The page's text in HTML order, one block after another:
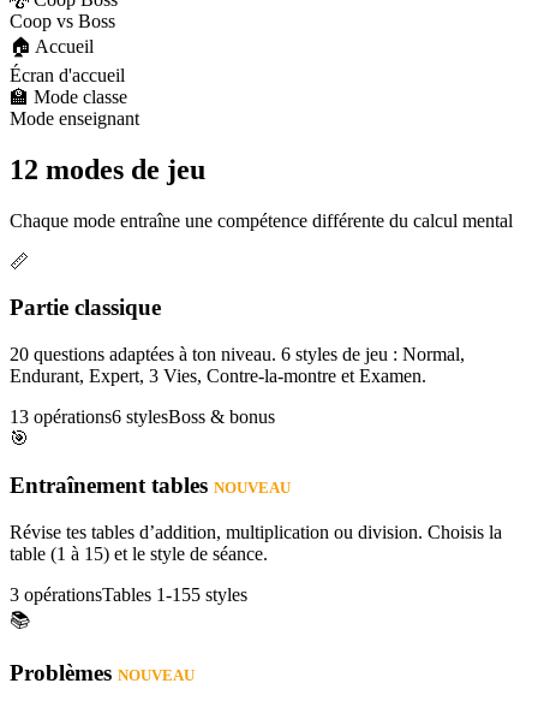
Coop vs Boss
🏠 Accueil
Écran d'accueil
🏫 Mode classe
Mode enseignant
12 modes de jeu
Chaque mode entraîne une compétence différente du calcul mental
📏
Partie classique
20 questions adaptées à ton niveau. 6 styles de jeu : Normal,
Endurant, Expert, 3 Vies, Contre-la-montre et Examen.
13 opérations6 stylesBoss & bonus
🎯
Entraînement tables NOUVEAU
Révise tes tables d’addition, multiplication ou division. Choisis la
table (1 à 15) et le style de séance.
3 opérationsTables 1-155 styles
📚
Problèmes NOUVEAU